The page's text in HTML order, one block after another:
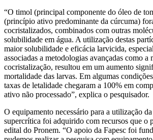
“O timol (principal componente do óleo de
(princípio ativo predominante da cúrcuma)
cocristalizados, combinados com outras
solubilidade em água. A utilização destas
maior solubilidade e eficácia larvicida,
associadas a metodologias avançadas como a
cocristalização, resultou em um aumento
mortalidade das larvas. Em algumas
taxas de letalidade chegaram a 100% em
ativo não processado”, explica o pesquisador.
O equipamento necessário para a utilização
supercrítica foi adquirido com recursos que o
edital do Pronem. “O apoio da Fapesc foi